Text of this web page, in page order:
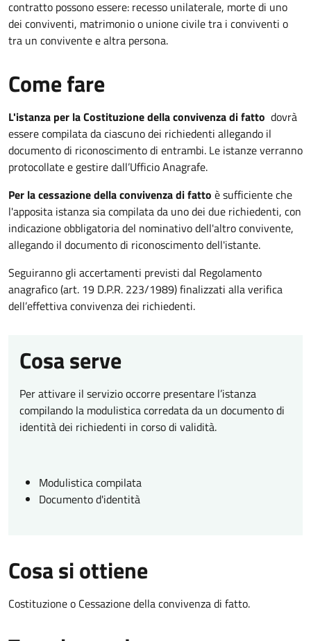
contratto possono essere: recesso unilaterale, morte di uno
dei conviventi, matrimonio o unione civile tra i conviventi o
tra un convivente e altra persona.
Come fare
L'istanza per la Costituzione della convivenza di fatto dovrà
essere compilata da ciascuno dei richiedenti allegando il
documento di riconoscimento di entrambi. Le istanze verranno
protocollate e gestire dall’Ufficio Anagrafe.
Per la cessazione della convivenza di fatto è sufficiente che
l'apposita istanza sia compilata da uno dei due richiedenti, con
indicazione obbligatoria del nominativo dell'altro convivente,
allegando il documento di riconoscimento dell'istante.
Seguiranno gli accertamenti previsti dal Regolamento
anagrafico (art. 19 D.P.R. 223/1989) finalizzati alla verifica
dell’effettiva convivenza dei richiedenti.
Cosa serve
Per attivare il servizio occorre presentare l’istanza
compilando la modulistica corredata da un documento di
identità dei richiedenti in corso di validità.
Modulistica compilata
Documento d'identità
Cosa si ottiene
Costituzione o Cessazione della convivenza di fatto.